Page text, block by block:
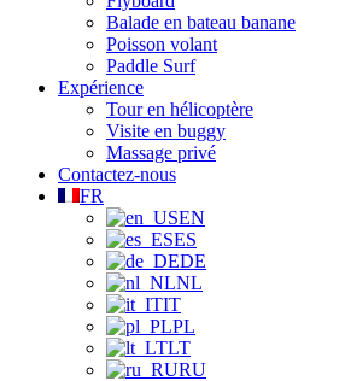
Balade en bateau banane
Poisson volant
Paddle Surf
Expérience
Tour en hélicoptère
Visite en buggy
Massage privé
Contactez-nous
FR
EN
ES
DE
NL
IT
PL
LT
RU